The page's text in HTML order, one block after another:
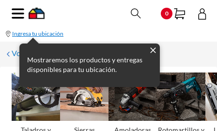
0
Ingresa tu ubicación
Mostraremos los productos y entregas
disponibles para tu ubicación.
Volver